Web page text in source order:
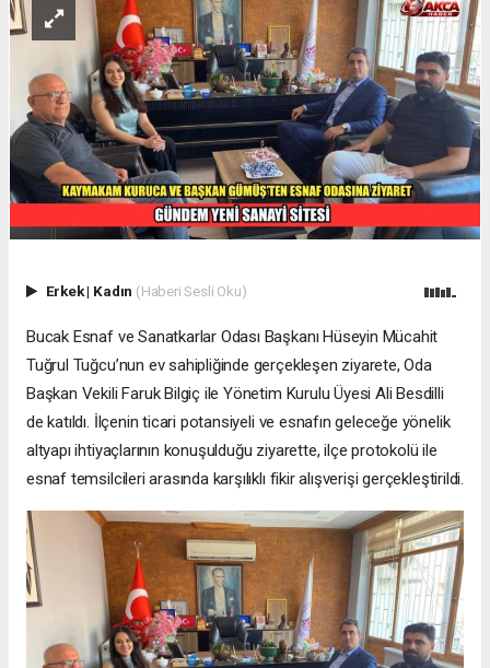
Erkek| Kadın (Haberi Sesli Oku)
Bucak Esnaf ve Sanatkarlar Odası Başkanı Hüseyin Mücahit
Tuğrul Tuğcu’nun ev sahipliğinde gerçekleşen ziyarete, Oda
Başkan Vekili Faruk Bilgiç ile Yönetim Kurulu Üyesi Ali Besdilli
de katıldı. İlçenin ticari potansiyeli ve esnafın geleceğe yönelik
altyapı ihtiyaçlarının konuşulduğu ziyarette, ilçe protokolü ile
esnaf temsilcileri arasında karşılıklı fikir alışverişi gerçekleştirildi.